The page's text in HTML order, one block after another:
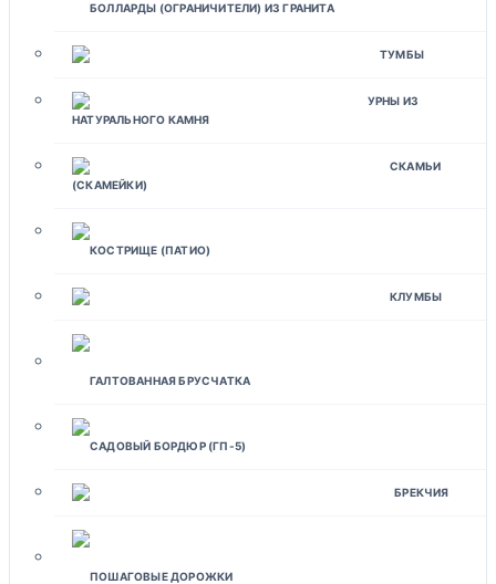
БОЛЛАРДЫ (ОГРАНИЧИТЕЛИ) ИЗ ГРАНИТА
ТУМБЫ
УРНЫ ИЗ
НАТУРАЛЬНОГО КАМНЯ
СКАМЬИ
(СКАМЕЙКИ)
КОСТРИЩЕ (ПАТИО)
КЛУМБЫ
ГАЛТОВАННАЯ БРУСЧАТКА
САДОВЫЙ БОРДЮР (ГП-5)
БРЕКЧИЯ
ПОШАГОВЫЕ ДОРОЖКИ